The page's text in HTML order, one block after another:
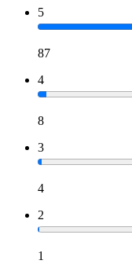
5
87
4
8
3
4
2
1